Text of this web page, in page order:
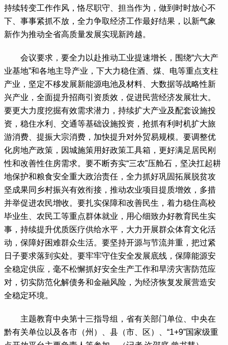
持续转变工作作风，恪尽职守、担当作为，做到时时放心不
下、事事紧抓不放，全力争取经济工作最好结果，以新气象
新作为推动全省高质量发展实现新跨越。
会议要求，要全力以赴推动工业提速增长，围绕“六大产
业基地”和各地主导产业，下大力稳住酒、煤、电等重点支柱
产业，坚定不移发展新能源电池及材料、大数据等战略性新
兴产业，全面提升招商引资质效，促进民营经济发展壮大。
要更大力度挖掘有效需求潜力，持续扩大产业及配套设施投
资，稳住水利、交通等基础设施投资，抢抓有利时机扩大旅
游消费、提振大宗消费，加快提升对外贸易规模。要调整优
化房地产政策，因城施策用好政策工具箱，更好满足居民刚
性和改善性住房需求。要不断夯实“三农”压舱石，坚决扛起耕
地保护和粮食安全重大政治责任，全力抓好巩固拓展脱贫攻
坚成果同乡村振兴有效衔接，推动农业项目提质增效，多措
并举促进农民增收。要扎实保障和改善民生，着力稳住高校
毕业生、农民工等重点群体就业，用心细致办好教育民生实
事，持续提升优质医疗供给水平，大力开展群众体育文化活
动，保障好困难群众生活。要坚持开源与节流并重，把过紧
日子要求落到实处。要牢牢守住安全发展底线，保障能源安
全稳定供应，毫不松懈抓好安全生产工作和旱涝灾害防范应
对，切实防范化解债务和金融风险，为经济恢复发展营造安
全稳定环境。
主题教育中央第十三指导组，省有关部门单位、中央在
黔有关单位以及各市（州）、县（市、区）、“1+9”国家级重